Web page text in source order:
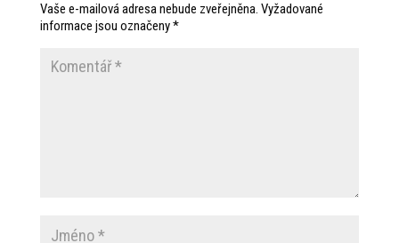
Vaše e-mailová adresa nebude zveřejněna. Vyžadované
informace jsou označeny*